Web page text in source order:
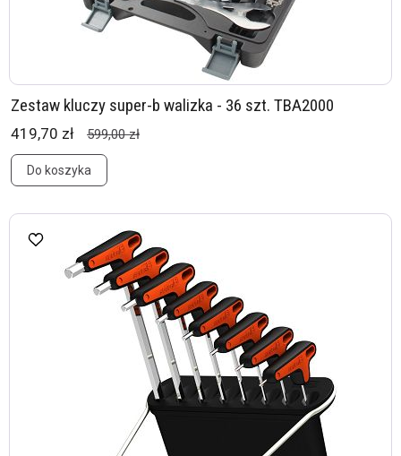
Zestaw kluczy super-b walizka - 36 szt. TBA2000
419,70 zł 599,00 zł
Do koszyka